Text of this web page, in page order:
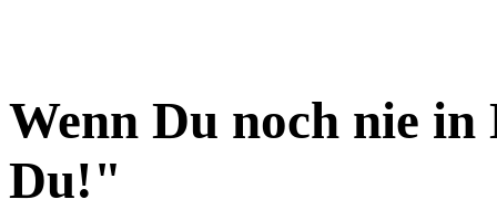
Wenn Du noch nie
Du!"